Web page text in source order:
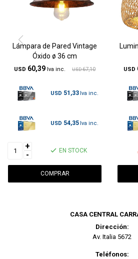
Lámpara de Pared Vintage
Óxido ø 36 cm
USD 60,39 USD 67,10
USD 51,33
USD 54,35
+
-
EN STOCK
USD
CASA CENTRAL
Dirección:
Av. Italia 5672
Teléfonos: